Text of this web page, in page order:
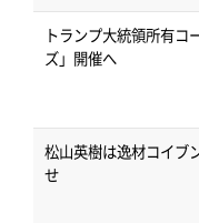
トランプ大統領所有コ
ズ」開催へ
松山英樹は逸材コイ
せ